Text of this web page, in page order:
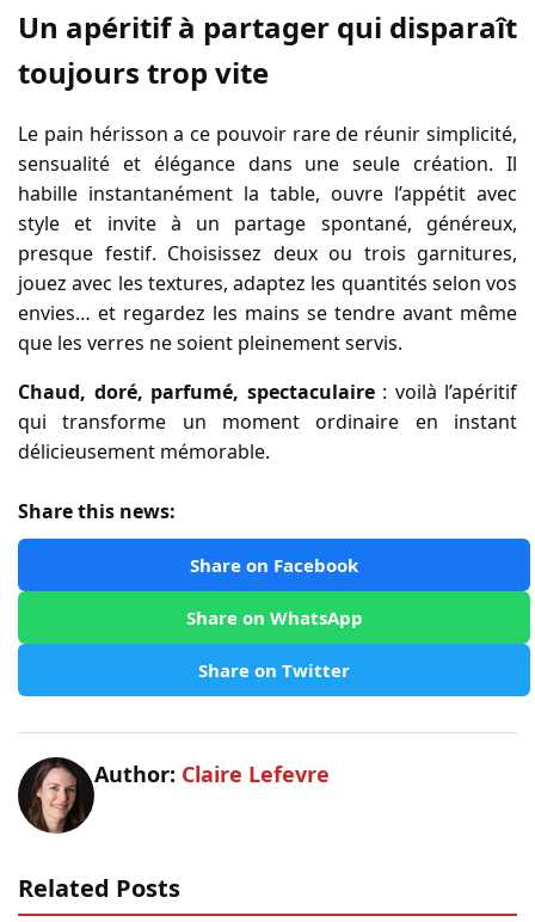
Un apéritif à partager qui disparaît
toujours trop vite
Le pain hérisson a ce pouvoir rare de réunir simplicité,
sensualité et élégance dans une seule création. Il
habille instantanément la table, ouvre l’appétit avec
style et invite à un partage spontané, généreux,
presque festif. Choisissez deux ou trois garnitures,
jouez avec les textures, adaptez les quantités selon vos
envies… et regardez les mains se tendre avant même
que les verres ne soient pleinement servis.
Chaud, doré, parfumé, spectaculaire: voilà l’apéritif
qui transforme un moment ordinaire en instant
délicieusement mémorable.
Share this news:
Share on Facebook
Share on WhatsApp
Share on Twitter
Author: Claire Lefevre
Related Posts